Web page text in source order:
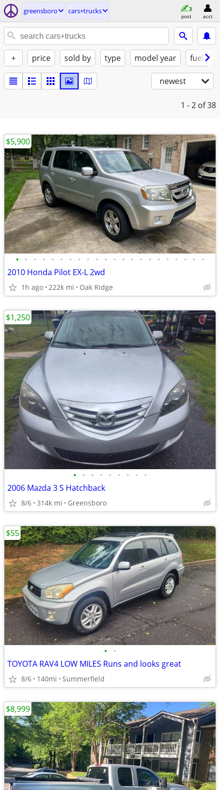
greensboro cars+trucks
post acct
+ price sold by type model year fuel
newest
1 - 2 of 38
• • • • • • • • • • • • • • • • • • • • • •
2010 Honda Pilot EX-L 2wd
1h ago 222k mi Oak Ridge
$5,900
• • • • • • • • •
2006 Mazda 3 S Hatchback
8/6 314k mi Greensboro
$1,250
• •
TOYOTA RAV4 LOW MILES Runs and looks great
8/6 140mi Summerfield
$55
$8,999